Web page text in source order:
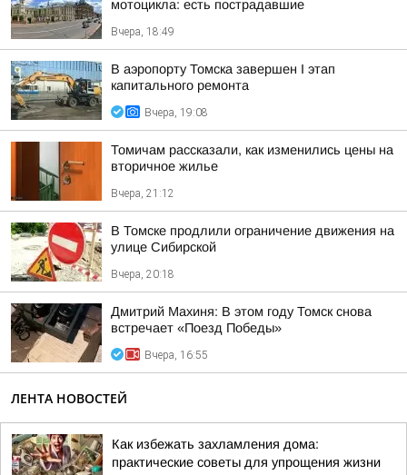
мотоцикла: есть пострадавшие
Вчера, 18:49
В аэропорту Томска завершен I этап
капитального ремонта
Вчера, 19:08
Томичам рассказали, как изменились цены на
вторичное жилье
Вчера, 21:12
В Томске продлили ограничение движения на
улице Сибирской
Вчера, 20:18
Дмитрий Махиня: В этом году Томск снова
встречает «Поезд Победы»
Вчера, 16:55
ЛЕНТА НОВОСТЕЙ
Как избежать захламления дома:
практические советы для упрощения жизни